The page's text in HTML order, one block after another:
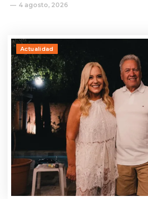
4 agosto, 2026
Actualidad